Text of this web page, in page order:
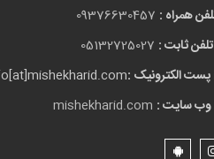
همراه : 09376630457
تلفن ثابت : 05132725027
پست الکترونیک :
وب سایت : mishekharid.com